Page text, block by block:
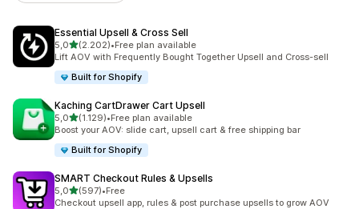
Essential Upsell & Cross Sell
5,0de 5 estrelas
(2.202)
2202 total de avaliações
•Free plan available
Lift AOV with Frequently Bought Together Upsell and Cross-sell
Built for Shopify
Kaching CartDrawer Cart Upsell
5,0de 5 estrelas
(1.129)
1129 total de avaliações
•Free plan available
Boost your AOV: slide cart, upsell cart & free shipping bar
Built for Shopify
SMART Checkout Rules & Upsells
5,0de 5 estrelas
(597)
597 total de avaliações
•Free
Checkout upsell app, rules & post purchase upsells to grow AOV